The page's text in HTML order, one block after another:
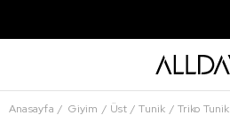
Anasayfa Giyim Üst Tunik Triko Tunik